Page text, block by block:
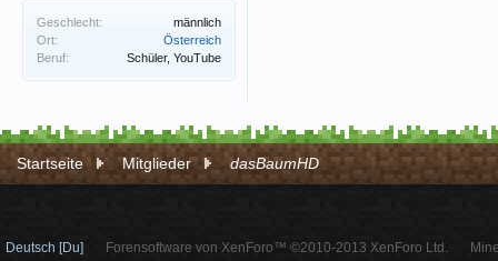
Geschlecht:
männlich
Ort:
Österreich
Beruf:
Schüler, YouTube
Startseite Mitglieder dasBaumHD
Deutsch [Du]
Forensoftware von XenForo™ ©2010-2013 XenForo Ltd.